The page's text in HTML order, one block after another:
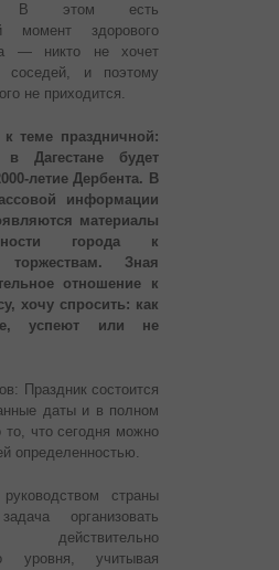
В этом есть
момент здорового
— никто не хочет
соседей, и поэтому
не приходится.
теме праздничной:
Дагестане будет
летие Дербента. В
информации
материалы
города к
Зная
отношение к
хочу спросить: как
успеют или не
Праздник состоится
даты и в полном
что сегодня можно
определенностью.
страны
организовать
уровня, учитывая